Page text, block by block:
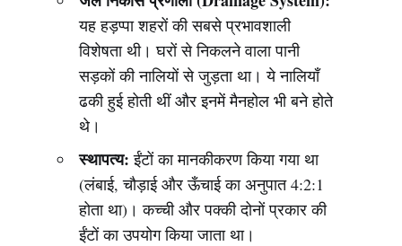
यह हड़प्पा शहरों की सबसे प्रभावशाली
विशेषता थी। घरों से निकलने वाला पानी
सड़कों की नालियों से जुड़ता था। ये नालियाँ
ढकी हुई होती थीं और इनमें मैनहोल भी बने होते
थे।
स्थापत्य: ईंटों का मानकीकरण किया गया था
(लंबाई, चौड़ाई और ऊँचाई का अनुपात 4:2:1
होता था)। कच्ची और पक्की दोनों प्रकार की
ईंटों का उपयोग किया जाता था।